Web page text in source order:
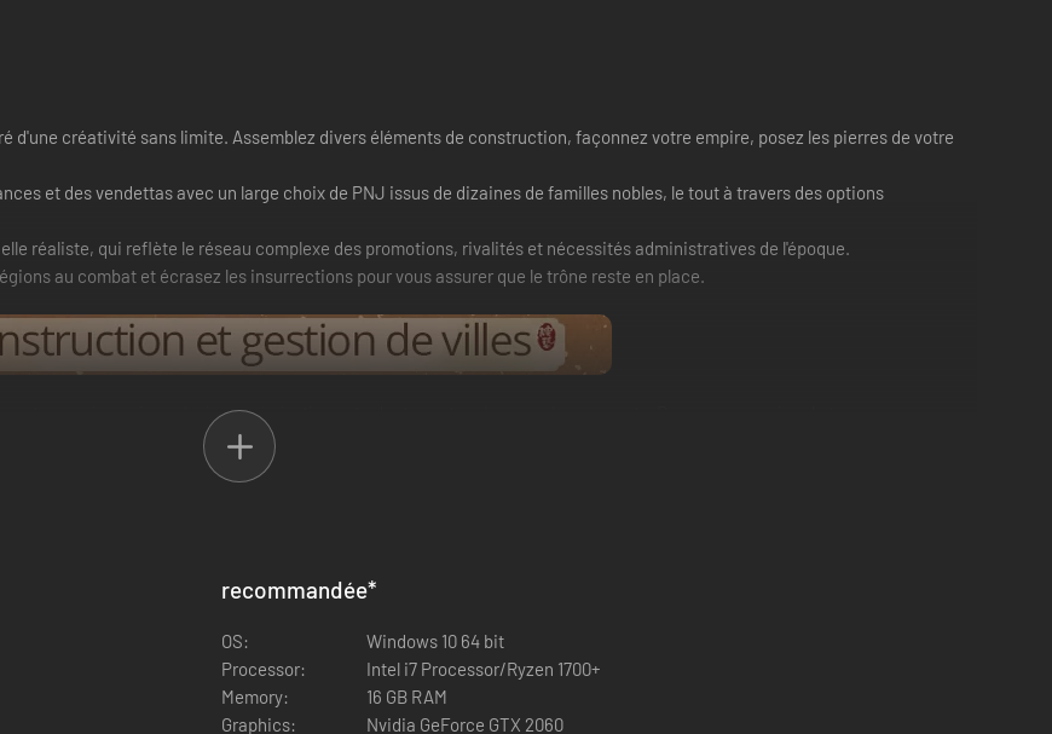
d'une créativité sans limite. Assemblez divers éléments de construction, façonnez votre empire, posez les pierres de votre
et des vendettas avec un large choix de PNJ issus de dizaines de familles nobles, le tout à travers des options
réaliste, qui reflète le réseau complexe des promotions, rivalités et nécessités administratives de l'époque.
au combat et écrasez les insurrections pour vous assurer que le trône reste en place.
votre empire, suivez plusieurs générations et adaptez votre clan aux changements. Prenez possession de terres
corps de métier grâce auxquels votre lignée perdurera.
recommandée*
OS:
Windows 10 64 bit
Processor:
Intel i7 Processor/Ryzen 1700+
Memory:
16 GB RAM
Graphics:
Nvidia GeForce GTX 2060